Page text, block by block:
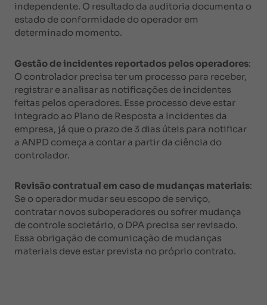
independente. O resultado da auditoria documenta o
estado de conformidade do operador em
determinado momento.
Gestão de incidentes reportados pelos operadores:
O controlador precisa ter um processo para receber,
registrar e analisar as notificações de incidentes
feitas pelos operadores. Esse processo deve estar
integrado ao Plano de Resposta a Incidentes da
empresa, já que o prazo de 3 dias úteis para notificar
a ANPD começa a contar a partir da ciência do
controlador.
Revisão contratual em caso de mudanças materiais:
Se o operador mudar seu escopo de serviço,
contratar novos suboperadores ou sofrer mudança
de controle societário, o DPA precisa ser revisado.
Essa obrigação de comunicação de mudanças
materiais deve estar prevista no próprio contrato.